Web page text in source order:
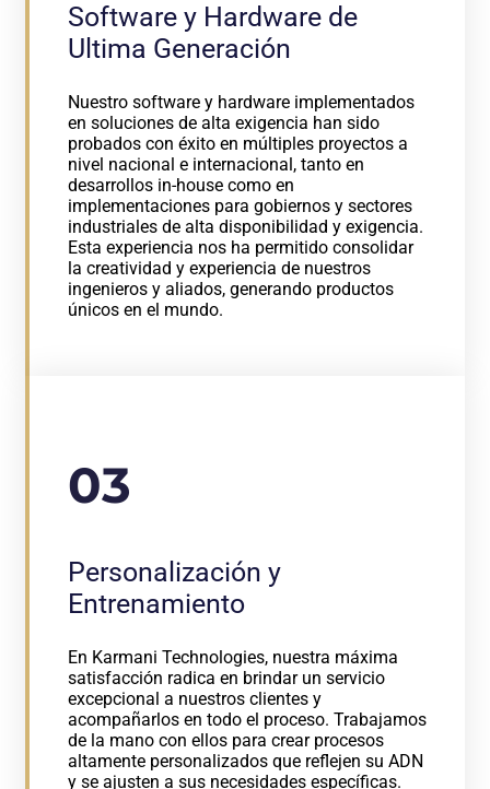
Software y Hardware de
Ultima Generación
Nuestro software y hardware implementados
en soluciones de alta exigencia han sido
probados con éxito en múltiples proyectos a
nivel nacional e internacional, tanto en
desarrollos in-house como en
implementaciones para gobiernos y sectores
industriales de alta disponibilidad y exigencia.
Esta experiencia nos ha permitido consolidar
la creatividad y experiencia de nuestros
ingenieros y aliados, generando productos
únicos en el mundo.
03
Personalización y
Entrenamiento
En Karmani Technologies, nuestra máxima
satisfacción radica en brindar un servicio
excepcional a nuestros clientes y
acompañarlos en todo el proceso. Trabajamos
de la mano con ellos para crear procesos
altamente personalizados que reflejen su ADN
y se ajusten a sus necesidades específicas.